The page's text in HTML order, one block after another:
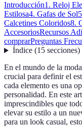
Introducción1. Reloj
Estilosa4. Gafas de Sol
Calcetines Coloridos8.
AccesoriosRecursos
comprarPreguntas
Índice(15 secciones)
En el mundo de la
crucial para definir el
cada elemento es una
personalidad. En este
imprescindibles que
elevar su estilo a un
para un look casual,